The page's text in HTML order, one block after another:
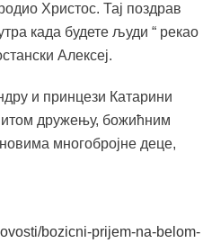
Христос. Тај поздрав
када будете људи “ рекао
Алексеј.
и принцези Катарини
дружењу, божићним
многобројне деце,
bozicni-prijem-na-belom-